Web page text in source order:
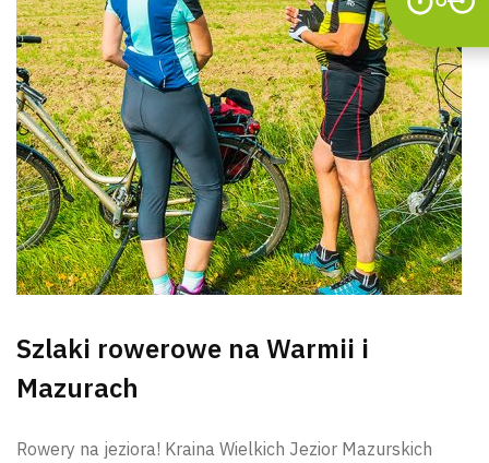
Szlaki rowerowe na Warmii i
Mazurach
Rowery na jeziora! Kraina Wielkich Jezior Mazurskich